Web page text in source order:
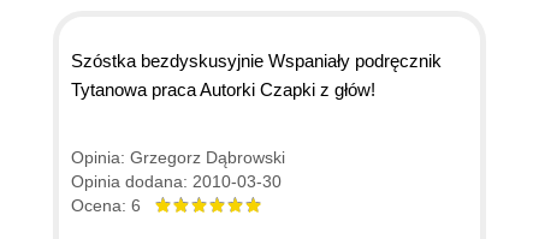
Szóstka bezdyskusyjnie Wspaniały podręcznik
Tytanowa praca Autorki Czapki z głów!
Opinia: Grzegorz Dąbrowski
Opinia dodana: 2010-03-30
Ocena: 6